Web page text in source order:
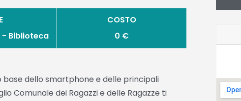
- Biblioteca
COSTO
0 €
base dello smartphone e delle principali
Comunale dei Ragazzi e delle Ragazze ti